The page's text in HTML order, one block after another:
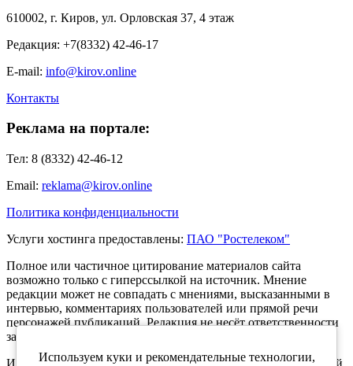
610002, г. Киров, ул. Орловская 37, 4 этаж
Редакция: +7(8332) 42-46-17
E-mail: info@kirov.online
Контакты
Реклама на портале:
Тел: 8 (8332) 42-46-12
Email: reklama@kirov.online
Политика конфиденциальности
Услуги хостинга предоставлены: ПАО "Ростелеком"
Полное или частичное цитирование материалов сайта
возможно только с гиперссылкой на источник. Мнение
редакции может не совпадать с мнениями, высказанными в
интервью, комментариях пользователей или прямой речи
персонажей публикаций. Редакция не несёт ответственности
за текст комментариев читателей.
Интернет-портал Kirov.online зарегистрирован в Федеральной
Используем куки и рекомендательные технологии,